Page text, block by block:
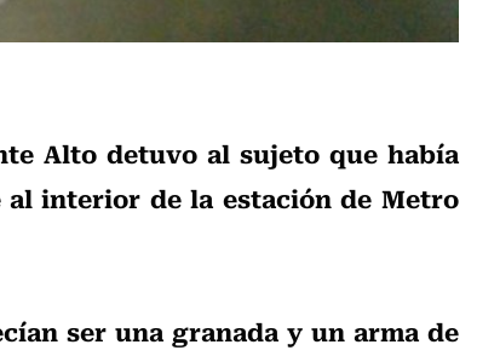
Alto detuvo al sujeto que había
interior de la estación de Metro
ser una granada y un arma de